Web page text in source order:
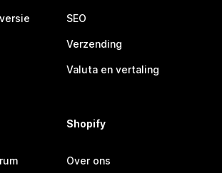
SEO
Verzending
Valuta en vertaling
Shopify
Over ons